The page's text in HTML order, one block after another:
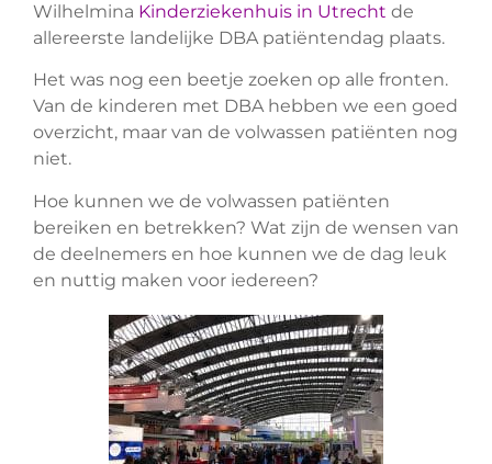
Wilhelmina Kinderziekenhuis in Utrecht de
allereerste landelijke DBA patiëntendag plaats.
Het was nog een beetje zoeken op alle fronten.
Van de kinderen met DBA hebben we een goed
overzicht, maar van de volwassen patiënten nog
niet.
Hoe kunnen we de volwassen patiënten
bereiken en betrekken? Wat zijn de wensen van
de deelnemers en hoe kunnen we de dag leuk
en nuttig maken voor iedereen?